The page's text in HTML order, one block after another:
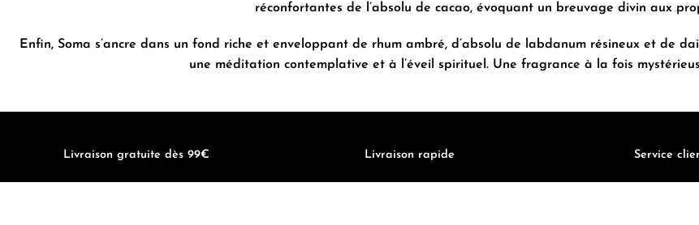
réconfortantes de l’absolu de cacao, évoquant un breuvage divin aux
Enfin, Soma s’ancre dans un fond riche et enveloppant de rhum ambré, d’absolu de labdanum résineux et de
une méditation contemplative et à l’éveil spirituel. Une fragrance à la fois
Livraison gratuite dès 99€ Livraison rapide Service